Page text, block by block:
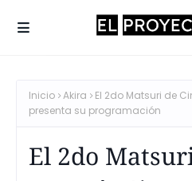
Inicio Akira
El 2do Matsuri de
presenta su programación
El 2do